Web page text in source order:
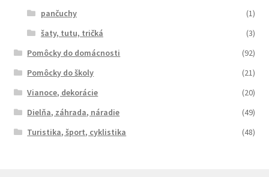
pančuchy
(1)
šaty, tutu, tričká
(3)
Pomôcky do domácnosti
(92)
Pomôcky do školy
(21)
Vianoce, dekorácie
(20)
Dielňa, záhrada, náradie
(49)
Turistika, šport, cyklistika
(48)